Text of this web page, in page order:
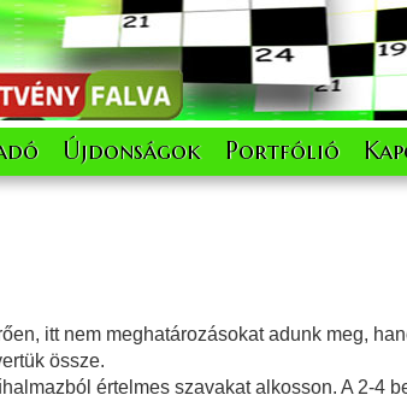
Újdonságok Portfólió
itt nem meghatározásokat adunk meg,
össze.
értelmes szavakat alkosson. A 2-4